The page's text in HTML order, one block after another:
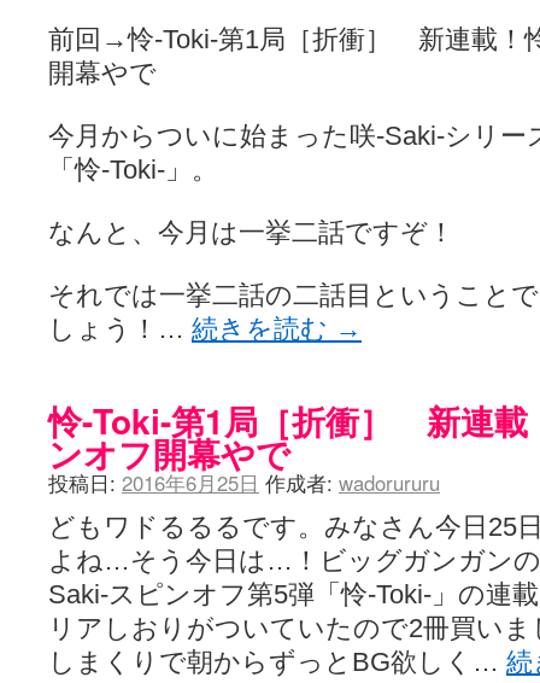
前回→怜-Toki-第1局［折衝］ 新連載！
開幕やで
今月からついに始まった咲-Saki-シリー
「怜-Toki-」。
なんと、今月は一挙二話ですぞ！
それでは一挙二話の二話目ということ
しょう！… 続きを読む →
怜-Toki-第1局［折衝］ 新連載
ンオフ開幕やで
投稿日: 2016年6月25日 作成者: wadorururu
どもワドるるるです。みなさん今日25
よね…そう今日は…！ビッグガンガン
Saki-スピンオフ第5弾「怜-Toki-」の連
リアしおりがついていたので2冊買い
しまくりで朝からずっとBG欲しく…